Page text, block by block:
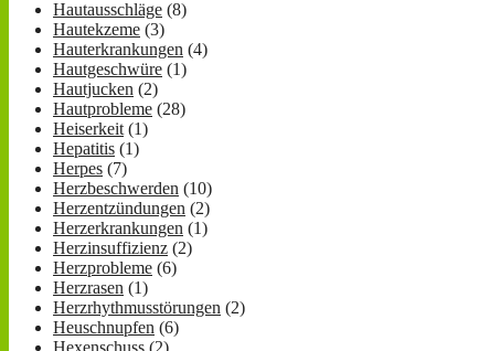
Hautausschläge (8)
Hautekzeme (3)
Hauterkrankungen (4)
Hautgeschwüre (1)
Hautjucken (2)
Hautprobleme (28)
Heiserkeit (1)
Hepatitis (1)
Herpes (7)
Herzbeschwerden (10)
Herzentzündungen (2)
Herzerkrankungen (1)
Herzinsuffizienz (2)
Herzprobleme (6)
Herzrasen (1)
Herzrhythmusstörungen (2)
Heuschnupfen (6)
Hexenschuss (2)